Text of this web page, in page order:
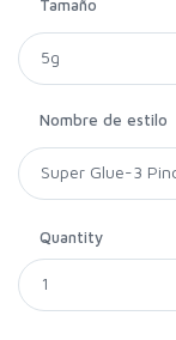
Tamaño
Nombre de estilo
Quantity